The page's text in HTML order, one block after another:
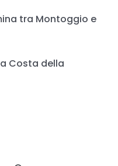
tra Montoggio e
Costa della